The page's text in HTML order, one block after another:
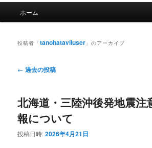
ホーム
投稿者「tanohataviluser 」のアーカイブ
投
ビ
ゲ
ー
シ
← 過去の投稿
北海道・三陸沖後発地震注
報について
投稿日時:2026年4月21日